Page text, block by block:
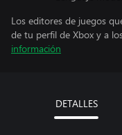
Los editores de juegos
de tu perfil de Xbox y a
información
DETALLES